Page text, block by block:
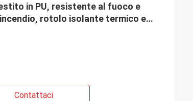
in PU, resistente al fuoco e
rotolo isolante termico e
Contattaci